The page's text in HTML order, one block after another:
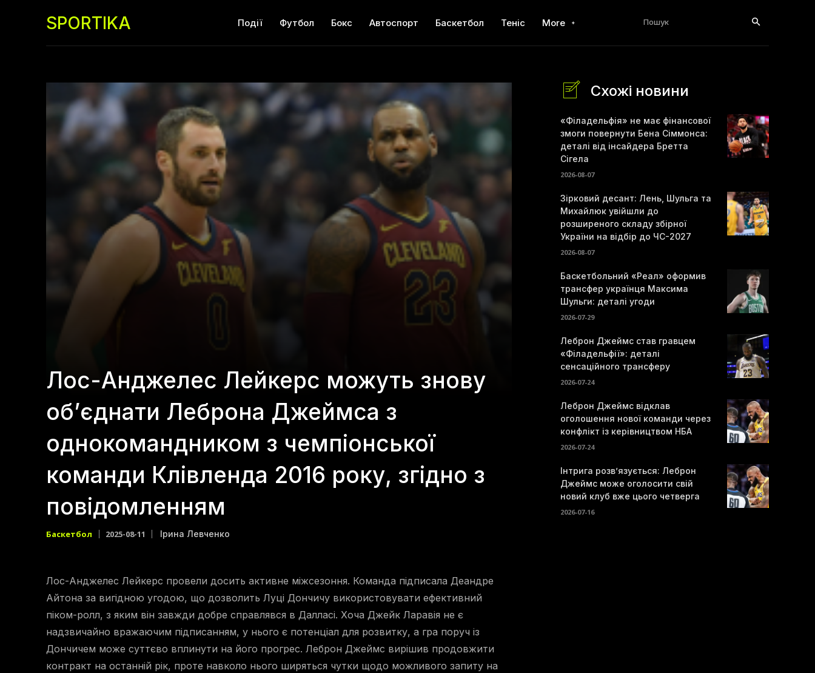
SPORTIKA Події Футбол Бокс Автоспорт Баскетбол Теніс More Пошук
Лос-Анджелес Лейкерс можуть знову
об’єднати Леброна Джеймса з
однокомандником з чемпіонської
команди Клівленда 2016 року, згідно з
повідомленням
Баскетбол 2025-08-11 Ірина Левченко
Лос-Анджелес Лейкерс провели досить активне міжсезоння. Команда підписала Деандре
Айтона за вигідною угодою, що дозволить Луці Дончичу використовувати ефективний
піком-ролл, з яким він завжди добре справлявся в Далласі. Хоча Джейк Ларавія не є
надзвичайно вражаючим підписанням, у нього є потенціал для розвитку, а гра поруч із
Дончичем може суттєво вплинути на його прогрес. Леброн Джеймс вирішив продовжити
контракт на останній рік, проте навколо нього ширяться чутки щодо можливого запиту на
Схожі новини
«Філадельфія» не має фінансової
змоги повернути Бена Сіммонса:
деталі від інсайдера Бретта
Сігела
2026-08-07
Зірковий десант: Лень, Шульга та
Михайлюк увійшли до
розширеного складу збірної
України на відбір до ЧС-2027
2026-08-07
Баскетбольний «Реал» оформив
трансфер українця Максима
Шульги: деталі угоди
2026-07-29
Леброн Джеймс став гравцем
«Філадельфії»: деталі
сенсаційного трансферу
2026-07-24
Леброн Джеймс відклав
оголошення нової команди через
конфлікт із керівництвом НБА
2026-07-24
Інтрига розв’язується: Леброн
Джеймс може оголосити свій
новий клуб вже цього четверга
2026-07-16